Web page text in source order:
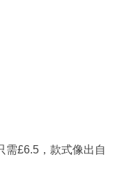
需£6.5，款式像出自